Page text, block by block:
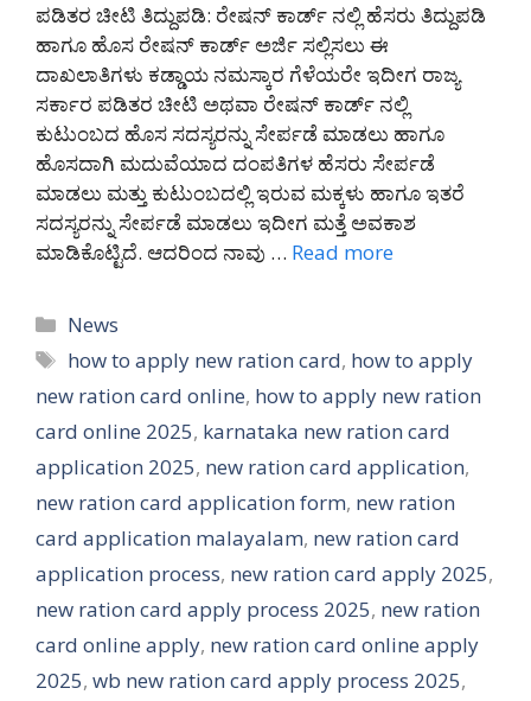
ಪಡಿತರ ಚೀಟಿ ತಿದ್ದುಪಡಿ: ರೇಷನ್ ಕಾರ್ಡ್ ನಲ್ಲಿ ಹೆಸರು ತಿದ್ದುಪಡಿ
ಹಾಗೂ ಹೊಸ ರೇಷನ್ ಕಾರ್ಡ್ ಅರ್ಜಿ ಸಲ್ಲಿಸಲು ಈ
ದಾಖಲಾತಿಗಳು ಕಡ್ಡಾಯ ನಮಸ್ಕಾರ ಗೆಳೆಯರೇ ಇದೀಗ ರಾಜ್ಯ
ಸರ್ಕಾರ ಪಡಿತರ ಚೀಟಿ ಅಥವಾ ರೇಷನ್ ಕಾರ್ಡ್ ನಲ್ಲಿ
ಕುಟುಂಬದ ಹೊಸ ಸದಸ್ಯರನ್ನು ಸೇರ್ಪಡೆ ಮಾಡಲು ಹಾಗೂ
ಹೊಸದಾಗಿ ಮದುವೆಯಾದ ದಂಪತಿಗಳ ಹೆಸರು ಸೇರ್ಪಡೆ
ಮಾಡಲು ಮತ್ತು ಕುಟುಂಬದಲ್ಲಿ ಇರುವ ಮಕ್ಕಳು ಹಾಗೂ ಇತರೆ
ಸದಸ್ಯರನ್ನು ಸೇರ್ಪಡೆ ಮಾಡಲು ಇದೀಗ ಮತ್ತೆ ಅವಕಾಶ
ಮಾಡಿಕೊಟ್ಟಿದೆ. ಆದರಿಂದ ನಾವು … Read more
Categories
News
Tags
how to apply new ration card, how to apply
new ration card online, how to apply new ration
card online 2025, karnataka new ration card
application 2025, new ration card application,
new ration card application form, new ration
card application malayalam, new ration card
application process, new ration card apply 2025,
new ration card apply process 2025, new ration
card online apply, new ration card online apply
2025, wb new ration card apply process 2025,